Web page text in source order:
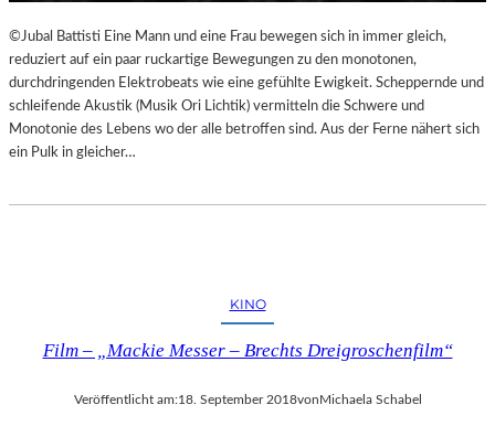
©Jubal Battisti Eine Mann und eine Frau bewegen sich in immer gleich,
reduziert auf ein paar ruckartige Bewegungen zu den monotonen,
durchdringenden Elektrobeats wie eine gefühlte Ewigkeit. Scheppernde und
schleifende Akustik (Musik Ori Lichtik) vermitteln die Schwere und
Monotonie des Lebens wo der alle betroffen sind. Aus der Ferne nähert sich
ein Pulk in gleicher…
KINO
Film – „Mackie Messer – Brechts Dreigroschenfilm“
Veröffentlicht am:18. September 2018vonMichaela Schabel